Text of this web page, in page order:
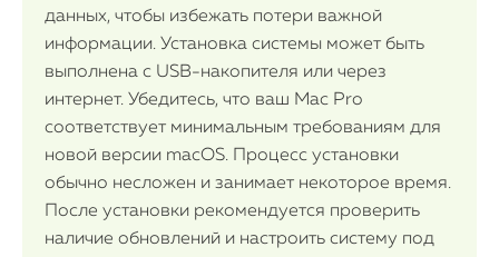
данных, чтобы избежать потери важной
информации. Установка системы может быть
выполнена с USB-накопителя или через
интернет. Убедитесь, что ваш Mac Pro
соответствует минимальным требованиям для
новой версии macOS. Процесс установки
обычно несложен и занимает некоторое время.
После установки рекомендуется проверить
наличие обновлений и настроить систему под